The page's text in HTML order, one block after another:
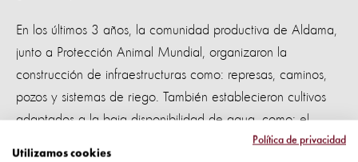
En los últimos 3 años, la comunidad productiva de Aldama,
junto a Protección Animal Mundial, organizaron la
construcción de infraestructuras como: represas, caminos,
pozos y sistemas de riego. También establecieron cultivos
adaptados a la baja disponibilidad de agua, como: el
nopal, triticale, arbusto carnero, sotol y chamizo.Política de privacidad
Utilizamos cookies